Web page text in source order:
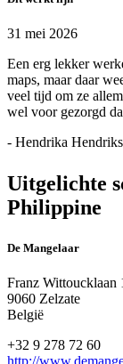
31 mei 2026
Een erg lekker
maps, maar daar
veel tijd om ze
wel voor gezorgd
- Hendrika Hendriks
Uitgelichte
Philippine
De Mangelaar
Franz Wittoucklaan
9060 Zelzate
België
+32 9 278 72 60